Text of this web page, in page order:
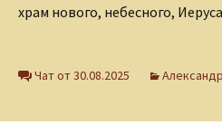
храм нового, небесного,
Чат от 30.08.2025